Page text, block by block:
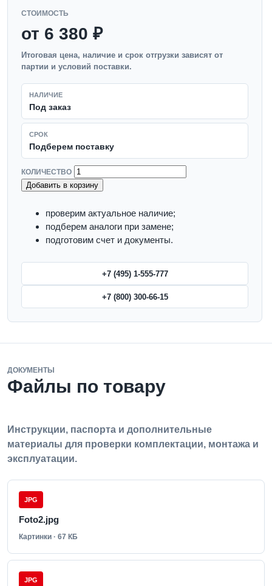
СТОИМОСТЬ
от 6 380 ₽
Итоговая цена, наличие и срок отгрузки зависят от
партии и условий поставки.
НАЛИЧИЕ
Под заказ
СРОК
Подберем поставку
КОЛИЧЕСТВО
Добавить в корзину
проверим актуальное наличие;
подберем аналоги при замене;
подготовим счет и документы.
+7 (495) 1-555-777
+7 (800) 300-66-15
ДОКУМЕНТЫ
Файлы по товару
Инструкции, паспорта и дополнительные
материалы для проверки комплектации, монтажа и
эксплуатации.
JPG
Foto2.jpg
Картинки · 67 КБ
JPG